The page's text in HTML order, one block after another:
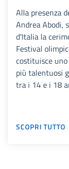
Alla presenza
Andrea Abodi,
d'Italia la
Festival
costituisce
più talentuosi
tra i 14 e i 18
SCOPRI TUTTO